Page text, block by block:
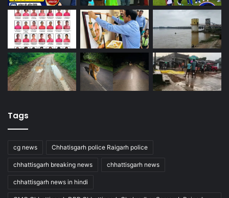
Tags
cg news Chhatisgarh police Raigarh police
chhattisgarh breaking news chhattisgarh news
chhattisgarh news in hindi